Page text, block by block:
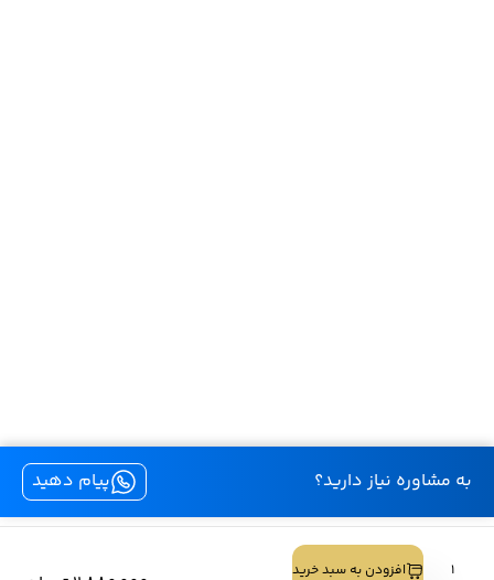
افزودن به سبد خرید
به مشاوره نیاز دارید؟ پیام دهید
کليه حقوق اين سايت متعلق به لنز بیوتی است.